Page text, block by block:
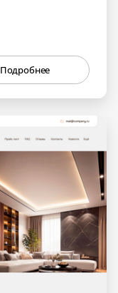
Подробнее